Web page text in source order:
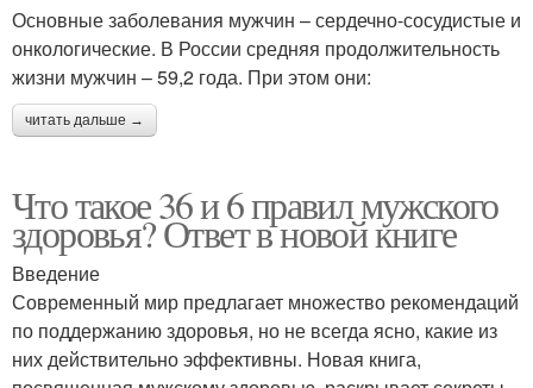
Основные заболевания мужчин – сердечно-сосудистые и
онкологические. В России средняя продолжительность
жизни мужчин – 59,2 года. При этом они:
читать дальше →
Что такое 36 и 6 правил мужского
здоровья? Ответ в новой книге
Введение
Современный мир предлагает множество рекомендаций
по поддержанию здоровья, но не всегда ясно, какие из
них действительно эффективны. Новая книга,